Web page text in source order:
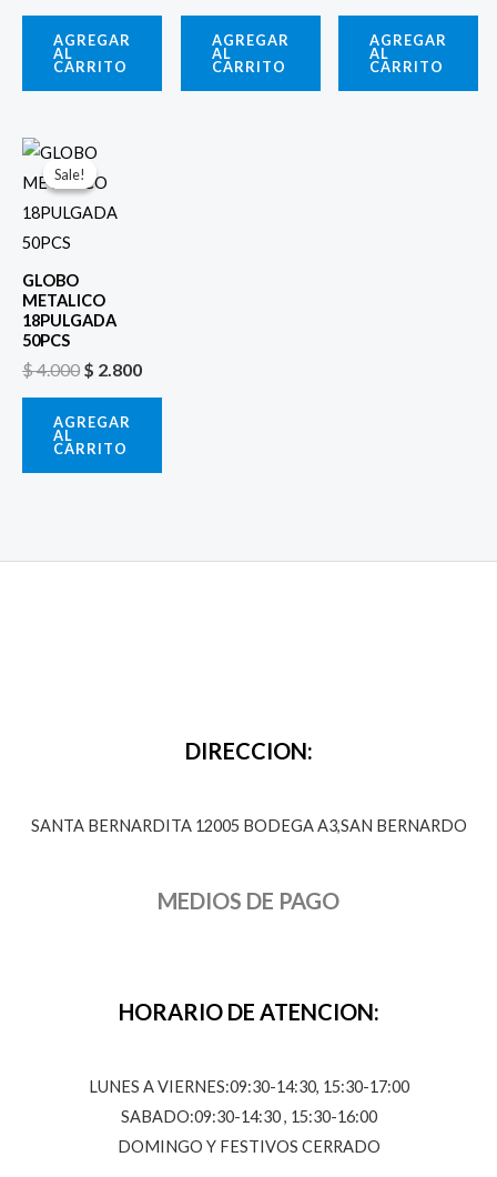
AGREGAR
AL
CARRITO
AGREGAR
AL
CARRITO
AGREGAR
AL
CARRITO
Sale!
Sale!
GLOBO
METALICO
18PULGADA
50PCS
$4.000
El
precio
original
era:
$ 2.800
AGREGAR
AL
CARRITO
DIRECCION:
SANTA BERNARDITA 12005 BODEGA A3,SAN BERNARDO
MEDIOS DE PAGO
HORARIO DE ATENCION:
LUNES A VIERNES:09:30-14:30, 15:30-17:00
SABADO:09:30-14:30 , 15:30-16:00
DOMINGO Y FESTIVOS CERRADO